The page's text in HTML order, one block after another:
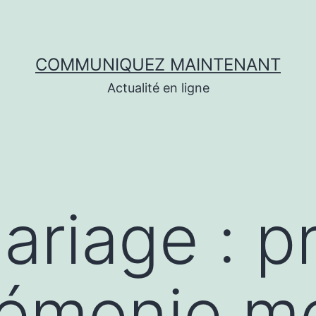
COMMUNIQUEZ MAINTENANT
Actualité en ligne
: